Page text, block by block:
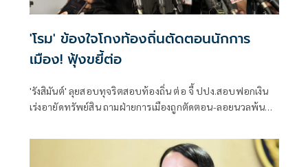
'โรม' ข้องใจโกงท้องถิ่นตัดตอนนักการ
เมือง! ฟุ้งขยี้ต่อ
'รังสิมันต์' ลุยสอบทุจริตสอบท้องถิ่น ต่อ จี้ ปปง.สอบฟอกเงิน
เร่งอายัดทรัพย์สิน ถามฝ่ายการเมืองถูกตัดตอน-ลอยนวลพ้นผิด
รัดกุมหรือไม่